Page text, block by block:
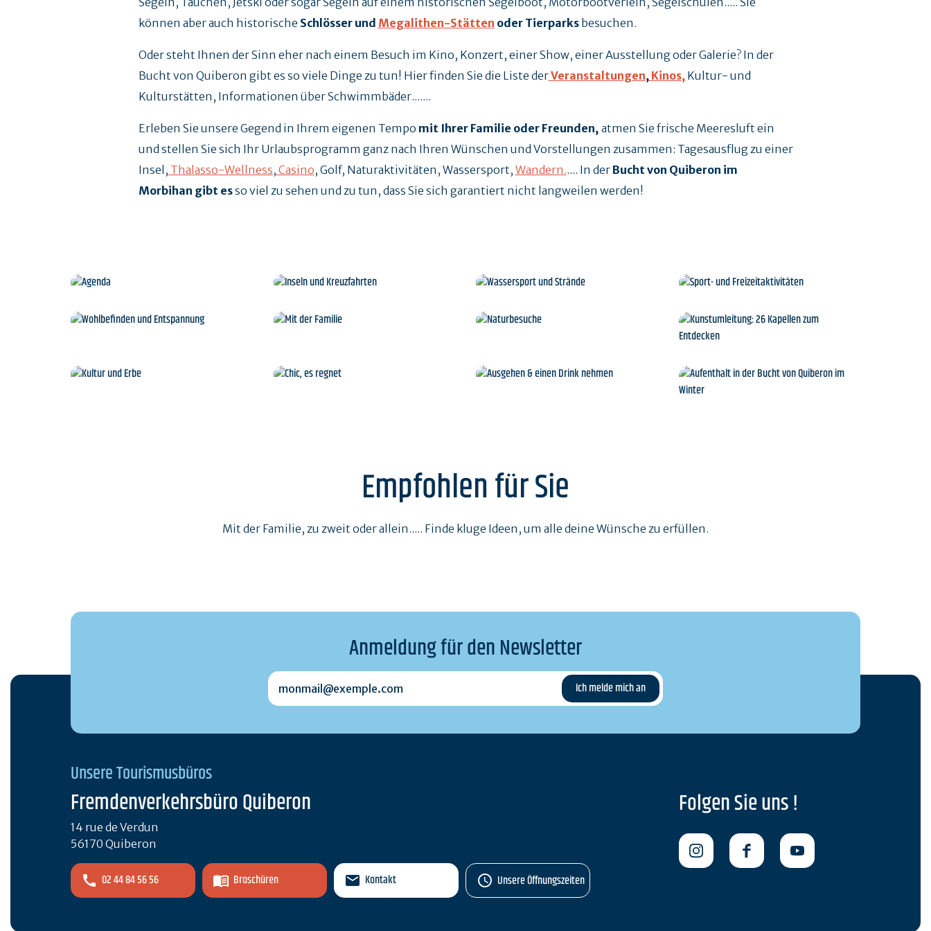
können aber auch historische Schlösser und Megalithen-Stätten oder Tierparks besuchen.
Oder steht Ihnen der Sinn eher nach einem Besuch im Kino, Konzert, einer Show, einer Ausstellung oder Galerie? In der
Bucht von Quiberon gibt es so viele Dinge zu tun! Hier finden Sie die Liste derVeranstaltungen, Kinos, Kultur- und
Kulturstätten, Informationen über Schwimmbäder.......
Erleben Sie unsere Gegend in Ihrem eigenen Tempo mit Ihrer Familie oder Freunden, atmen Sie frische Meeresluft ein
und stellen Sie sich Ihr Urlaubsprogramm ganz nach Ihren Wünschen und Vorstellungen zusammen: Tagesausflug zu einer
Insel, Thalasso-Wellness, Casino, Golf, Naturaktivitäten, Wassersport, Wandern..... In derBucht von Quiberon im
Morbihan gibt esso viel zu sehen und zu tun, dass Sie sich garantiert nicht langweilen werden!
Agenda Inseln und Kreuzfahrten Wassersport und Strände
Sport- und
Entspannung
Kapellen zum Entdecken
Empfohlen für Sie
Mit der Familie, zu zweit oder allein..... Finde kluge Ideen, um alle deine Wünsche zu erfüllen.
Anmeldung für den Newsletter
monmail@exemple.com
Unsere Tourismusbüros
Fremdenverkehrsbüro Quiberon
14 rue de Verdun
56170 Quiberon
02 44 84 56 56 Broschüren Kontakt Unsere Öffnungszeiten
Folgen Sie uns !